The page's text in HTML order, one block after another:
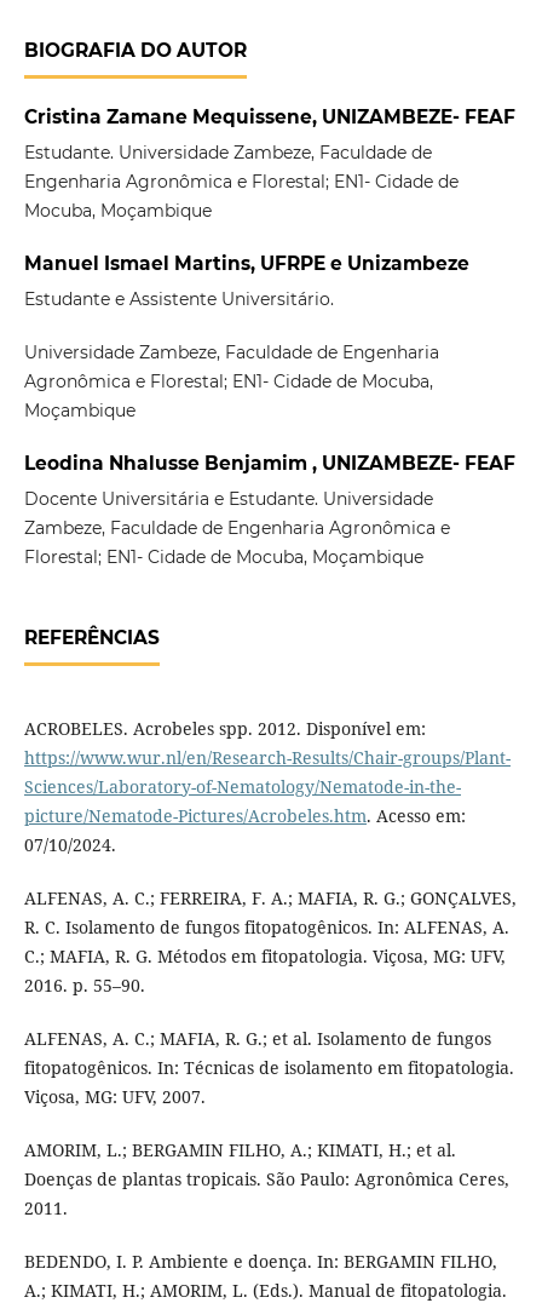
BIOGRAFIA DO AUTOR
Cristina Zamane Mequissene, UNIZAMBEZE- FEAF
Estudante. Universidade Zambeze, Faculdade de
Engenharia Agronômica e Florestal; EN1- Cidade de
Mocuba, Moçambique
Manuel Ismael Martins, UFRPE e Unizambeze
Estudante e Assistente Universitário.
Universidade Zambeze, Faculdade de Engenharia
Agronômica e Florestal; EN1- Cidade de Mocuba,
Moçambique
Leodina Nhalusse Benjamim , UNIZAMBEZE- FEAF
Docente Universitária e Estudante. Universidade
Zambeze, Faculdade de Engenharia Agronômica e
Florestal; EN1- Cidade de Mocuba, Moçambique
REFERÊNCIAS
ACROBELES. Acrobeles spp. 2012. Disponível em:
https://www.wur.nl/en/Research-Results/Chair-groups/Plant-
Sciences/Laboratory-of-Nematology/Nematode-in-the-
picture/Nematode-Pictures/Acrobeles.htm. Acesso em:
07/10/2024.
ALFENAS, A. C.; FERREIRA, F. A.; MAFIA, R. G.; GONÇALVES,
R. C. Isolamento de fungos fitopatogênicos. In: ALFENAS, A.
C.; MAFIA, R. G. Métodos em fitopatologia. Viçosa, MG: UFV,
2016. p. 55–90.
ALFENAS, A. C.; MAFIA, R. G.; et al. Isolamento de fungos
fitopatogênicos. In: Técnicas de isolamento em fitopatologia.
Viçosa, MG: UFV, 2007.
AMORIM, L.; BERGAMIN FILHO, A.; KIMATI, H.; et al.
Doenças de plantas tropicais. São Paulo: Agronômica Ceres,
2011.
BEDENDO, I. P. Ambiente e doença. In: BERGAMIN FILHO,
A.; KIMATI, H.; AMORIM, L. (Eds.). Manual de fitopatologia.